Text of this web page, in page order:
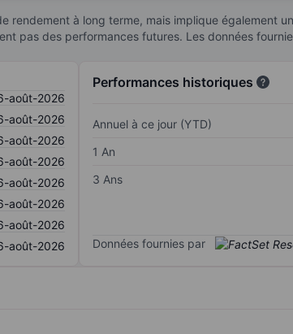
rendement à long terme, mais implique également
pas des performances futures. Les données
août-2026
août-2026
août-2026
août-2026
août-2026
août-2026
août-2026
août-2026
Performances historiques
Annuel à ce jour (YTD)
1 An
3 Ans
Données fournies par